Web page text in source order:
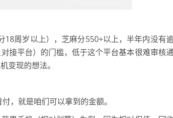
周岁以上），芝麻分550+以上，半年内没有
接平台）的门槛，低于这个平台基本很难审核通
变现的想法。
，就是咱们可以拿到的金额。